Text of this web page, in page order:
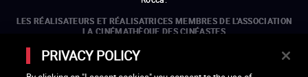
LES RÉALISATEURS ET RÉALISATRICES MEMBRES DE L'ASSOCIATION
LA CINÉMATHÈQUE DES CINÉASTES
Olivier Assayas, Bertrand Bonello, Michel Hazanavicius (représentant de
l'ARP), Rebecca Zlotowski et Mikael Buch (représentant de la SRF)
PRIVACY POLICY